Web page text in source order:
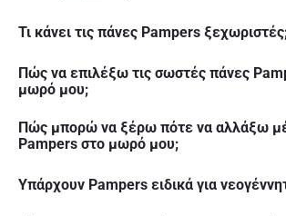
Τι κάνει τις πάνες Pampers
Πώς να επιλέξω τις σωστές πάνες
μωρό μου;
Πώς μπορώ να ξέρω πότε να αλλάξω
Pampers στο μωρό μου;
Υπάρχουν Pampers ειδικά για